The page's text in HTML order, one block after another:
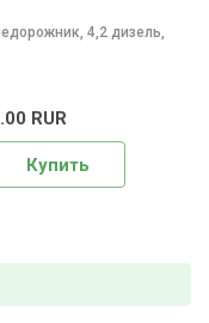
4,2 дизель,
RUR
Купить